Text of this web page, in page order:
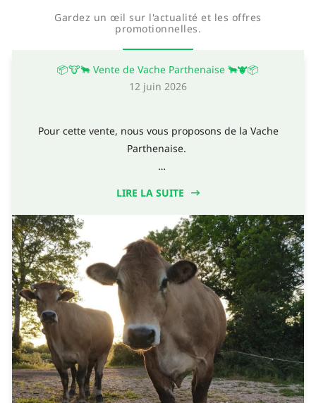
Gardez un œil sur l'actualité et les offres
promotionnelles.
📦🐮🐂 Vente de Vache Parthenaise 🐂🐮📦
12 juin 2026
Pour cette vente, nous vous proposons de la Vache
Parthenaise.
- Colis Classique de 5 ou 10 kg de Vache Parthenaise 🐮
- Colis Grillades de 5 ou 10kg de Vache Parthenaise 🐮
Pour plus de renseignements contactez nous :
- par mail : lafermedesalleuds79@orange.fr
- via notre site internet : www.lafermedesalleuds.com
Dernier délai de commande : Vendredi 19 Juin
Bonne fin de semaine ☀
LIRE LA SUITE